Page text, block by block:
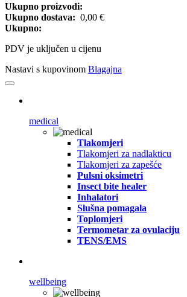
Ukupno proizvodi:
Ukupno dostava: 0,00 €
Ukupno:
PDV je uključen u cijenu
Nastavi s kupovinom Blagajna
medical
Tlakomjeri
Tlakomjeri za nadlakticu
Tlakomjeri za zapešće
Pulsni oksimetri
Insect bite healer
Inhalatori
Slušna pomagala
Toplomjeri
Termometar za ovulaciju
TENS/EMS
wellbeing